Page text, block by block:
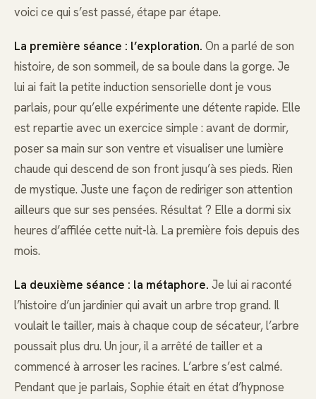
voici ce qui s’est passé, étape par étape.
La première séance : l’exploration. On a parlé de son
histoire, de son sommeil, de sa boule dans la gorge. Je
lui ai fait la petite induction sensorielle dont je vous
parlais, pour qu’elle expérimente une détente rapide. Elle
est repartie avec un exercice simple : avant de dormir,
poser sa main sur son ventre et visualiser une lumière
chaude qui descend de son front jusqu’à ses pieds. Rien
de mystique. Juste une façon de rediriger son attention
ailleurs que sur ses pensées. Résultat ? Elle a dormi six
heures d’affilée cette nuit-là. La première fois depuis des
mois.
La deuxième séance : la métaphore. Je lui ai raconté
l’histoire d’un jardinier qui avait un arbre trop grand. Il
voulait le tailler, mais à chaque coup de sécateur, l’arbre
poussait plus dru. Un jour, il a arrêté de tailler et a
commencé à arroser les racines. L’arbre s’est calmé.
Pendant que je parlais, Sophie était en état d’hypnose